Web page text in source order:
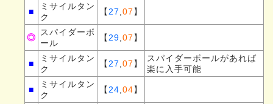
■
ミサイルタン
ク
【 27 07 】
◎
スパイダーボ
ール
【 29 07 】
■
ミサイルタン
ク
【 27 07 】
スパイダーボールがあれば
楽に入手可能
■
ミサイルタン
ク
【 24 04】